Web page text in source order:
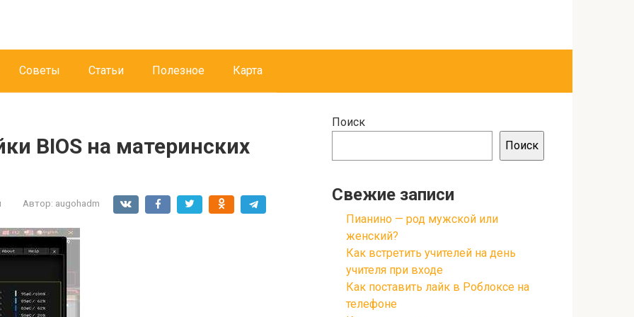
Советы Статьи Полезное Карта
BIOS на материнских
Автор: augohadm
Поиск
Поиск
Свежие записи
Пианино — род мужской или
женский?
Как встретить учителей на день
учителя при входе
Как поставить лайк в Роблоксе на
телефоне